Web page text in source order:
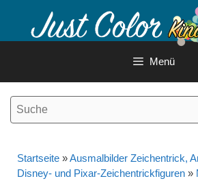
Inhalt
Menü
Startseite »Ausmalbilder Zeichentrick,
Disney- und Pixar-Zeichentrickfiguren »